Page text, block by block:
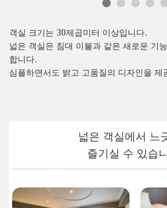
객실 크기는 30제곱미터 이상입니다.
넓은 객실은 침대 이불과 같은 새로운 기
합니다.
심플하면서도 밝고 고품질의 디자인을 제
넓은 객실에서 느
즐기실 수 있습